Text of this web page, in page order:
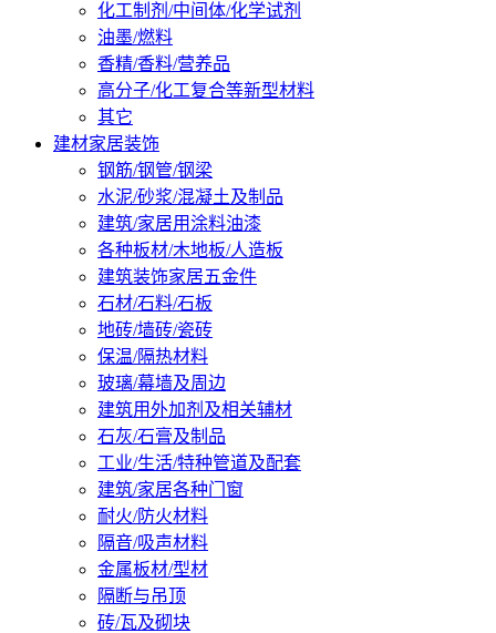
化工制剂/中间体/化学试剂
油墨/燃料
香精/香料/营养品
高分子/化工复合等新型材料
其它
建材家居装饰
钢筋/钢管/钢梁
水泥/砂浆/混凝土及制品
建筑/家居用涂料油漆
各种板材/木地板/人造板
建筑装饰家居五金件
石材/石料/石板
地砖/墙砖/瓷砖
保温/隔热材料
玻璃/幕墙及周边
建筑用外加剂及相关辅材
石灰/石膏及制品
工业/生活/特种管道及配套
建筑/家居各种门窗
耐火/防火材料
隔音/吸声材料
金属板材/型材
隔断与吊顶
砖/瓦及砌块